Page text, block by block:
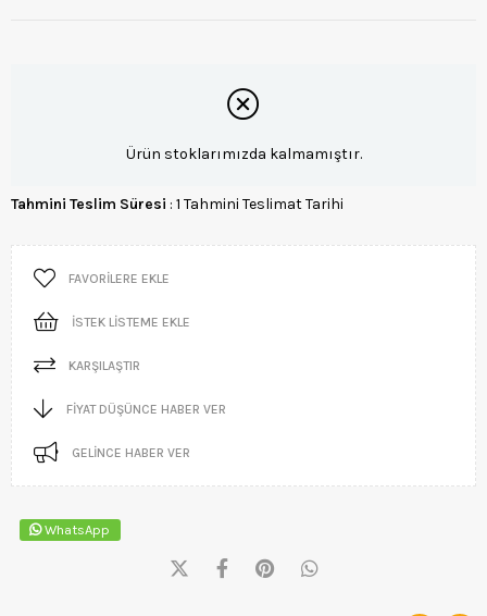
Ürün stoklarımızda kalmamıştır.
Tahmini Teslim Süresi : 1 Tahmini Teslimat Tarihi
FAVORILERE EKLE
İSTEK LISTEME EKLE
KARŞILAŞTIR
FIYAT DÜŞÜNCE HABER VER
GELINCE HABER VER
WhatsApp